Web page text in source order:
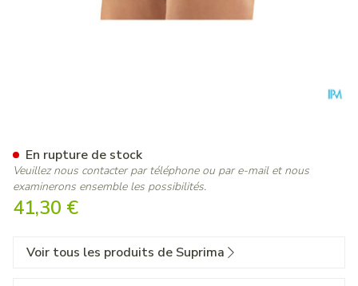
41,30 €
En rupture de stock
Veuillez nous contacter par téléphone ou par e-mail et nous
examinerons ensemble les possibilités.
Voir tous les produits de Suprima